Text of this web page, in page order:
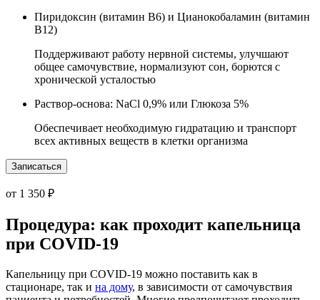
Пиридоксин (витамин B6) и Цианокобаламин (витамин
B12)
Поддерживают работу нервной системы, улучшают
общее самочувствие, нормализуют сон, борются с
хронической усталостью
Раствор-основа: NaCl 0,9% или Глюкоза 5%
Обеспечивает необходимую гидратацию и транспорт
всех активных веществ в клетки организма
Записаться
от 1 350 ₽
Процедура: как проходит капельница
при COVID-19
Капельницу при COVID-19 можно поставить как в
стационаре, так и на дому, в зависимости от самочувствия